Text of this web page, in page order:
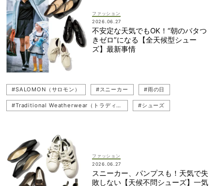
#トートバッグ #パンツ #CONVERSE（コンバース）
#スマホショルダー（スマホポーチ）
ファッション
2026.06.27
不安定な天気でもOK！“朝のバタつ
きゼロ”になる【全天候型シュー
ズ】最新事情
#SALOMON（サロモン） #スニーカー #雨の日
#Traditional Weatherwear（トラディショナル ウェザーウェア） #シューズ
#ぺたんこ（フラットシューズ）
#AIGLE（エーグル） #CONVERSE（コンバース）
#THE NORTH FACE（ザ・ノース・フェイス） #DIANA（ダイアナ）
ファッション
2026.06.27
スニーカー、パンプスも！天気で失
敗しない【天候不問シューズ】一気